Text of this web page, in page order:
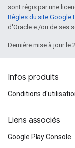
sont régis par une
Règles du site Google
d'Oracle et/ou de ses
Dernière mise à jour le
Infos produits
Conditions
Liens associés
Google Play Console